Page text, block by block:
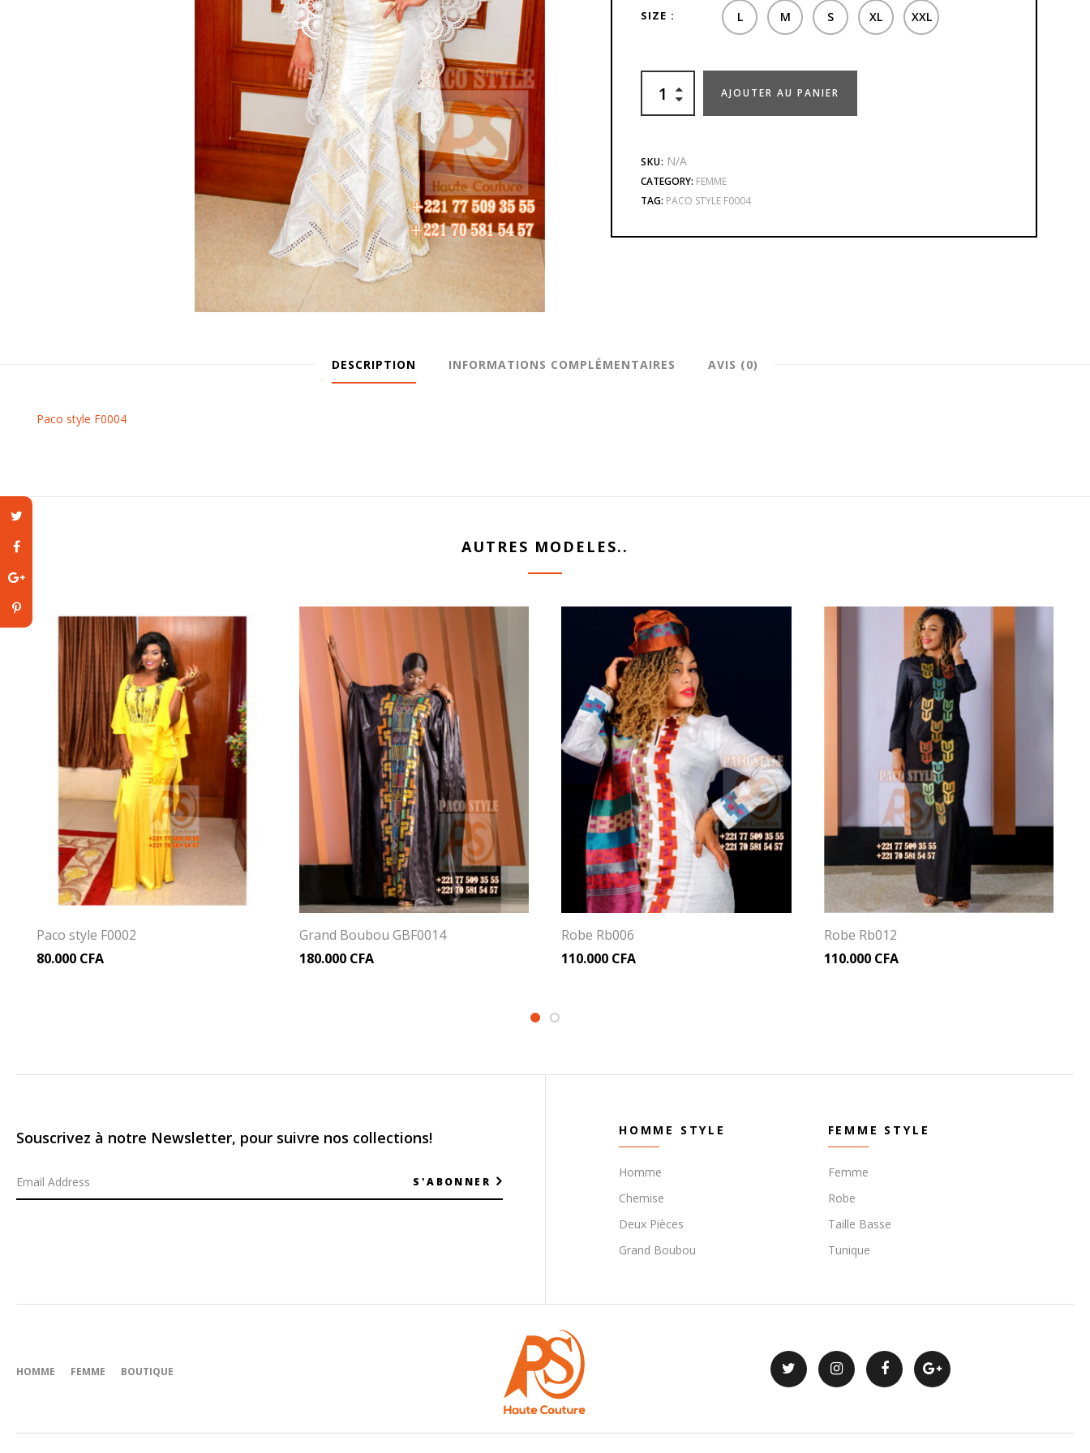
SIZE L M S XL XXL
AJOUTER AU PANIER
SKU: N/A
CATEGORY: FEMME
TAG: PACO STYLE F0004
DESCRIPTION INFORMATIONS COMPLÉMENTAIRES AVIS (0)
Paco style F0004
AUTRES MODELES..
Paco style F0002
80.000 CFA
Grand Boubou GBF0014
180.000 CFA
Robe Rb006
110.000 CFA
Robe Rb012
110.000 CFA
Souscrivez à notre Newsletter, pour suivre nos collections!
S'ABONNER
HOMME STYLE
Homme
Chemise
Deux Pièces
Grand Boubou
FEMME STYLE
Femme
Robe
Taille Basse
Tunique
HOMME FEMME BOUTIQUE